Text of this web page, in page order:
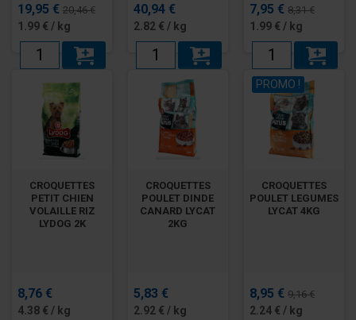
19,95 €20,46 €
1.99 € / kg
40,94 €
2.82 € / kg
7,95 € 8,31 €
1.99 € / kg
CROQUETTES
PETIT CHIEN
VOLAILLE RIZ
LYDOG 2K
8,76 €
4.38 € / kg
CROQUETTES
POULET DINDE
CANARD LYCAT
2KG
5,83 €
2.92 € / kg
PROMO !
CROQUETTES
POULET LEGUMES
LYCAT 4KG
8,95 € 9,16 €
2.24 € / kg